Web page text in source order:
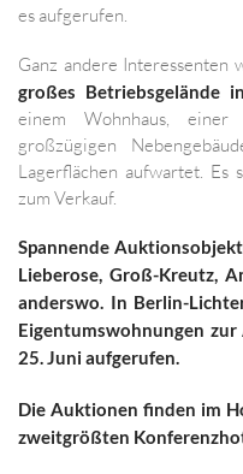
es aufgerufen.
Ganz andere
großes Betriebsgelände
einem Wohnhaus, einer
großzügigen
Lagerflächen aufwartet.
zum Verkauf.
Spannende
Lieberose, Groß-Kreutz,
anderswo. In Berlin-
Eigentumswohnungen
25. Juni aufgerufen.
Die Auktionen finden im
zweitgrößten